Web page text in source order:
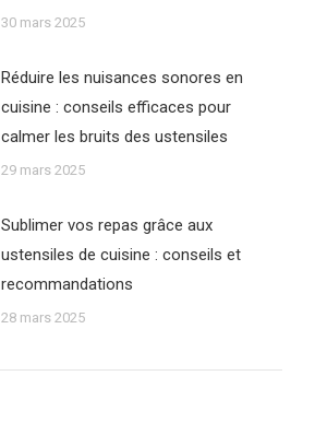
30 mars 2025
Réduire les nuisances sonores en
cuisine : conseils efficaces pour
calmer les bruits des ustensiles
29 mars 2025
Sublimer vos repas grâce aux
ustensiles de cuisine : conseils et
recommandations
28 mars 2025